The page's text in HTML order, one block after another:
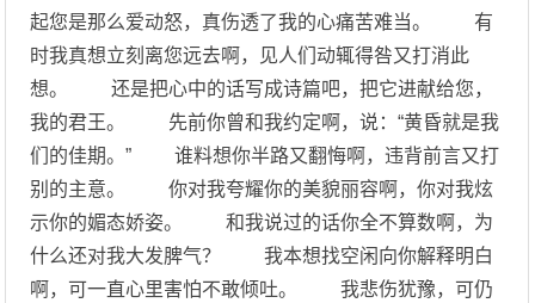
起您是那么爱动怒，真伤透了我的心痛苦难当。 有
时我真想立刻离您远去啊，见人们动辄得咎又打消此
想。 还是把心中的话写成诗篇吧，把它进献给您，
我的君王。 先前你曾和我约定啊，说：“黄昏就是我
们的佳期。” 谁料想你半路又翻悔啊，违背前言又打
别的主意。 你对我夸耀你的美貌丽容啊，你对我炫
示你的媚态娇姿。 和我说过的话你全不算数啊，为
什么还对我大发脾气？ 我本想找空闲向你解释明白
啊，可一直心里害怕不敢倾吐。 我悲伤犹豫，可仍